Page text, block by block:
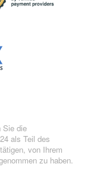
Sie die
als Teil des
von Ihrem
zu haben.